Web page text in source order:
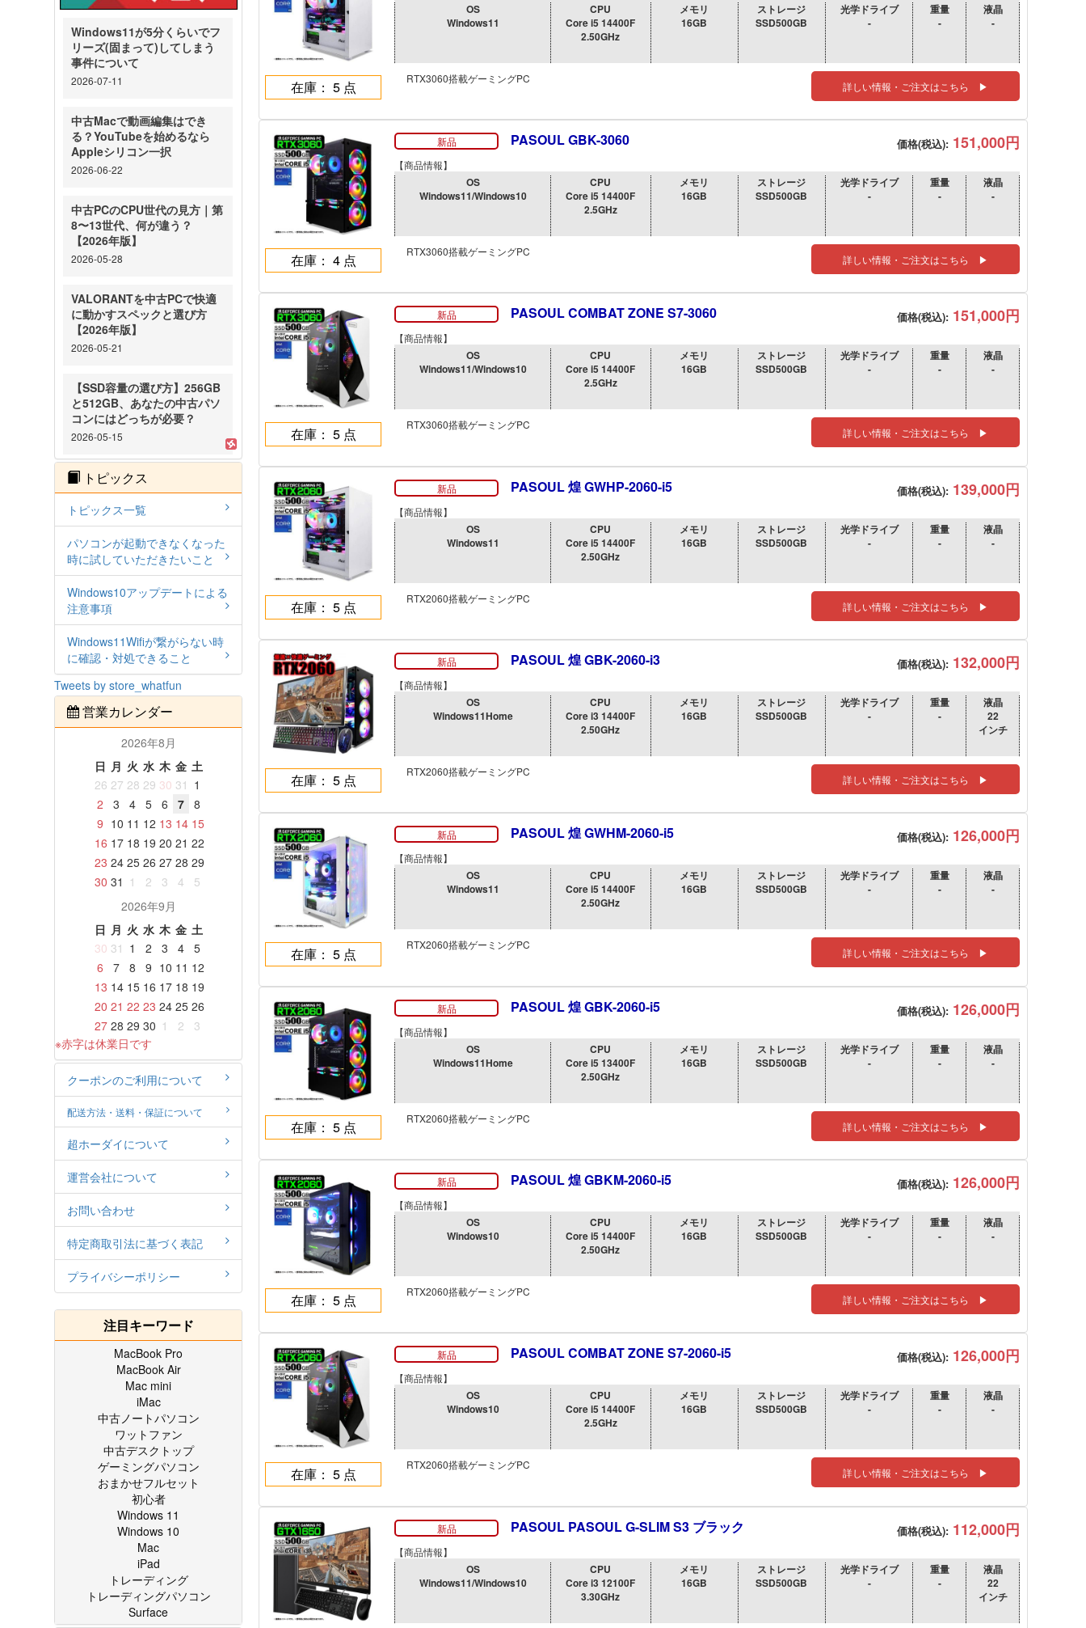
在庫： 5 点
OS
Windows11
CPU
Core i5 14400F
2.50GHz
メモリ
16GB
ストレージ
SSD500GB
光学ドライブ
-
重量
-
液晶
-
RTX3060搭載ゲーミングPC
詳しい情報・ご注文はこちら ▶
在庫： 4 点
新品 PASOUL GBK-3060 価格(税込): 151,000円
【商品情報】
OS
Windows11/Windows10
CPU
Core i5 14400F
2.5GHz
メモリ
16GB
ストレージ
SSD500GB
光学ドライブ
-
重量
-
液晶
-
RTX3060搭載ゲーミングPC
詳しい情報・ご注文はこちら ▶
在庫： 5 点
新品 PASOUL COMBAT ZONE S7-3060 価格(税込): 151,000円
【商品情報】
OS
Windows11/Windows10
CPU
Core i5 14400F
2.5GHz
メモリ
16GB
ストレージ
SSD500GB
光学ドライブ
-
重量
-
液晶
-
RTX3060搭載ゲーミングPC
詳しい情報・ご注文はこちら ▶
在庫： 5 点
新品 PASOUL 煌 GWHP-2060-i5 価格(税込): 139,000円
【商品情報】
OS
Windows11
CPU
Core i5 14400F
2.50GHz
メモリ
16GB
ストレージ
SSD500GB
光学ドライブ
-
重量
-
液晶
-
RTX2060搭載ゲーミングPC
詳しい情報・ご注文はこちら ▶
在庫： 5 点
新品 PASOUL 煌 GBK-2060-i3 価格(税込): 132,000円
【商品情報】
OS
Windows11Home
CPU
Core i3 14400F
2.50GHz
メモリ
16GB
ストレージ
SSD500GB
光学ドライブ
-
重量
-
液晶
22
インチ
RTX2060搭載ゲーミングPC
詳しい情報・ご注文はこちら ▶
在庫： 5 点
新品 PASOUL 煌 GWHM-2060-i5 価格(税込): 126,000円
【商品情報】
OS
Windows11
CPU
Core i5 14400F
2.50GHz
メモリ
16GB
ストレージ
SSD500GB
光学ドライブ
-
重量
-
液晶
-
RTX2060搭載ゲーミングPC
詳しい情報・ご注文はこちら ▶
在庫： 5 点
新品 PASOUL 煌 GBK-2060-i5 価格(税込): 126,000円
【商品情報】
OS
Windows11Home
CPU
Core i5 13400F
2.50GHz
メモリ
16GB
ストレージ
SSD500GB
光学ドライブ
-
重量
-
液晶
-
RTX2060搭載ゲーミングPC
詳しい情報・ご注文はこちら ▶
在庫： 5 点
新品 PASOUL 煌 GBKM-2060-i5 価格(税込): 126,000円
【商品情報】
OS
Windows10
CPU
Core i5 14400F
2.50GHz
メモリ
16GB
ストレージ
SSD500GB
光学ドライブ
-
重量
-
液晶
-
RTX2060搭載ゲーミングPC
詳しい情報・ご注文はこちら ▶
在庫： 5 点
新品 PASOUL COMBAT ZONE S7-2060-i5 価格(税込): 126,000円
【商品情報】
OS
Windows10
CPU
Core i5 14400F
2.5GHz
メモリ
16GB
ストレージ
SSD500GB
光学ドライブ
-
重量
-
液晶
-
RTX2060搭載ゲーミングPC
詳しい情報・ご注文はこちら ▶
新品 PASOUL PASOUL G-SLIM S3 ブラック 価格(税込): 112,000円
【商品情報】
OS
Windows11/Windows10
CPU
Core i3 12100F
3.30GHz
メモリ
16GB
ストレージ
SSD500GB
光学ドライブ
-
重量
-
液晶
22
インチ
Windows11が5分くらいでフ
リーズ(固まって)してしまう
事件について
2026-07-11
中古Macで動画編集はでき
る？YouTubeを始めるなら
Appleシリコン一択
2026-06-22
中古PCのCPU世代の見方｜第
8〜13世代、何が違う？
【2026年版】
2026-05-28
VALORANTを中古PCで快適
に動かすスペックと選び方
【2026年版】
2026-05-21
【SSD容量の選び方】256GB
と512GB、あなたの中古パソ
コンにはどっちが必要？
2026-05-15
トピックス
トピックス一覧
パソコンが起動できなくなった
時に試していただきたいこと
Windows10アップデートによる
注意事項
Windows11Wifiが繋がらない時
に確認・対処できること
Tweets by store_whatfun
営業カレンダー
2026年8月
日 月 火 水 木 金 土
26 27 28 29 30 31 1
2
3 4 5 6 7
8
9 10 11 12 13 14 15
16 17 18 19 20 21 22
23 24 25 26 27 28 29
30 31 1 2 3 4
5
2026年9月
日 月 火 水 木 金 土
30 31 1 2 3 4
5
6
7 8 9 10 11 12
13 14 15 16 17 18 19
20 21 22 23 24 25 26
27 28 29 30 1 2
3
※赤字は休業日です
クーポンのご利用について
配送方法・送料・保証について
超ホーダイについて
運営会社について
お問い合わせ
特定商取引法に基づく表記
プライバシーポリシー
注目キーワード
MacBook Pro
MacBook Air
Mac mini
iMac
中古ノートパソコン
ワットファン
中古デスクトップ
ゲーミングパソコン
おまかせフルセット
初心者
Windows 11
Windows 10
Mac
iPad
トレーディング
トレーディングパソコン
Surface